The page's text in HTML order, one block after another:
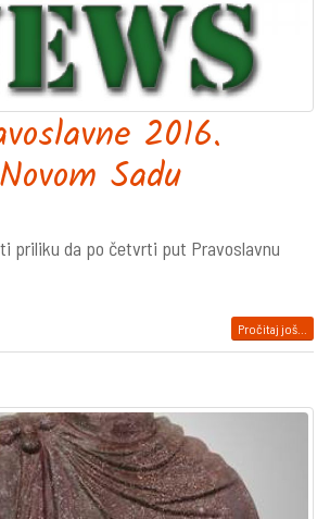
2016.
Sadu
priliku da po četvrti put Pravoslavnu
Pročitaj još...